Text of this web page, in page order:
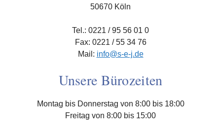
50670 Köln
Tel.: 0221 / 95 56 01 0
Fax: 0221 / 55 34 76
Mail: info@s-e-j.de
Unsere Bürozeiten
Montag bis Donnerstag von 8:00 bis 18:00
Freitag von 8:00 bis 15:00